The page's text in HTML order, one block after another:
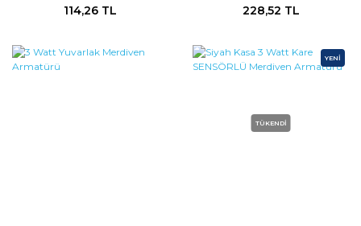
114,26 TL 228,52 TL
YENİ
TÜKENDİ